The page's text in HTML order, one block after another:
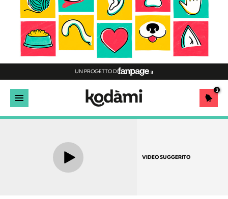
UN PROGETTO DI
2
VIDEO SUGGERITO